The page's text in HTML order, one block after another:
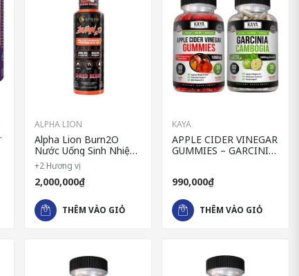
ALPHA LION
Alpha Lion Burn2O
Nước Uống Sinh Nhiệt
Đốt Cháy Mỡ Hiệu Quả
+2 Hương vị
2,000,000₫
THÊM VÀO GIỎ
KAYA
APPLE CIDER VINEGAR
GUMMIES – GARCINIA
giảm cân
990,000₫
THÊM VÀO GIỎ